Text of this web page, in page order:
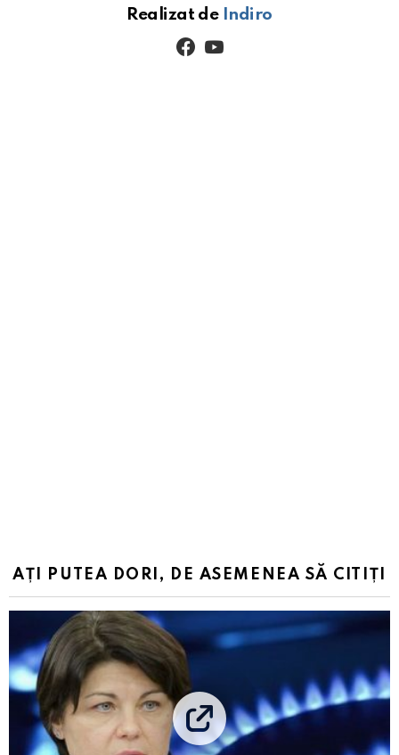
Realizat de Indiro
AȚI PUTEA DORI, DE ASEMENEA SĂ CITIȚI